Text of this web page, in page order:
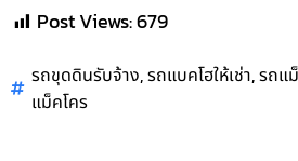
Post Views:679
รถขุดดินรับจ้าง,รถแบคโฮให้เช่า,รถแ
แม็คโคร